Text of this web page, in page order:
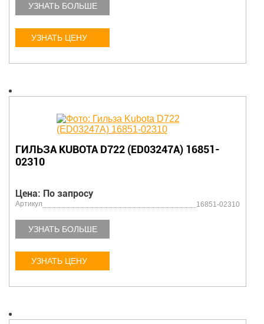
УЗНАТЬ БОЛЬШЕ
УЗНАТЬ ЦЕНУ
ГИЛЬЗА KUBOTA D722 (ED03247A) 16851-
02310
Цена: По запросу
Артикул 16851-02310
УЗНАТЬ БОЛЬШЕ
УЗНАТЬ ЦЕНУ